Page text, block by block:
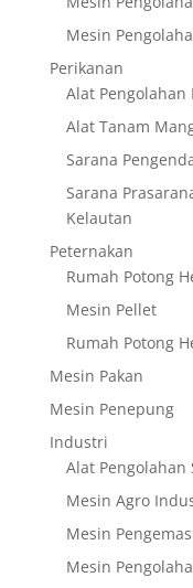
Mesin
Perikanan
Alat Pengolahan
Alat Tanam
Sarana
Sarana
Kelautan
Peternakan
Rumah Potong
Mesin Pellet
Rumah Potong
Mesin Pakan
Mesin Penepung
Industri
Alat Pengolahan
Mesin Agro
Mesin
Mesin